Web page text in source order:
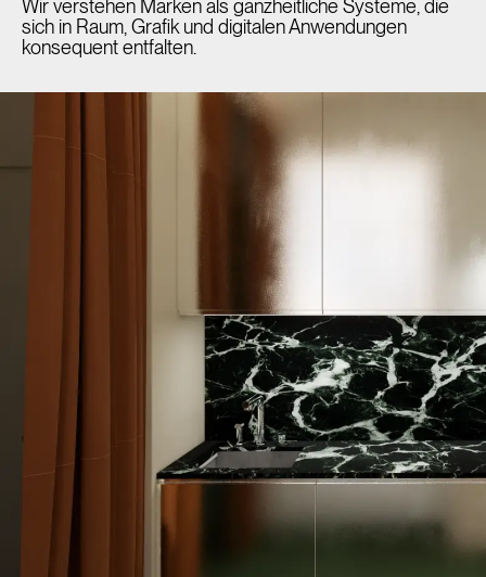
Wir verstehen Marken als ganzheitliche Systeme, die
sich in Raum, Grafik und digitalen Anwendungen
konsequent entfalten.